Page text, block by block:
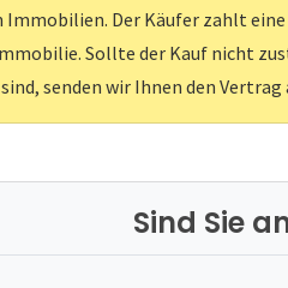
Der Käufer zahlt
Sollte der Kauf nicht
senden wir Ihnen den Vertrag
Sind Sie